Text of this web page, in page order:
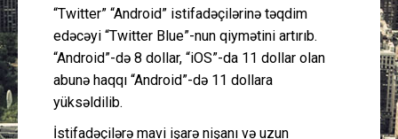
Cəmiyyət
Peşə etikası
“Twitter” “Android” istifadəçilərinə təqdim
edəcəyi “Twitter Blue”-nun qiymətini artırıb.
“Android”-də 8 dollar, “iOS”-da 11 dollar olan
abunə haqqı “Android”-də 11 dollara
yüksəldilib.
İstifadəçilərə mavi işarə nişanı və uzun